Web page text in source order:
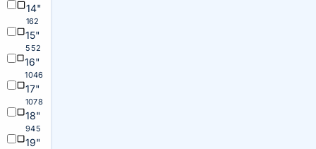
14"
162
15"
552
16"
1046
17"
1078
18"
945
19"